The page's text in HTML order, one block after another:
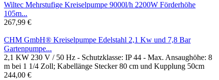
Wiltec Mehrstufige Kreiselpumpe 9000l/h 2200W Förderhöhe
105m...
267,99 €
CHM GmbH® Kreiselpumpe Edelstahl 2,1 Kw und 7,8 Bar
Gartenpumpe...
2,1 KW 230 V / 50 Hz - Schutzklasse: IP 44 - Max. Ansaughöhe: 8
m bei 1 1/4 Zoll; Kabellänge Stecker 80 cm und Kupplung 50cm
244,00 €